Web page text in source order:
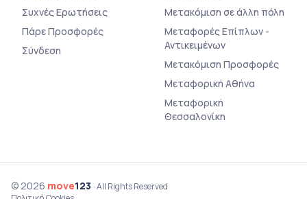
Συχνές Ερωτήσεις
Πάρε Προσφορές
Σύνδεση
Μετακόμιση σε άλλη πόλη
Μεταφορές Επίπλων -
Αντικειμένων
Μετακόμιση Προσφορές
Μεταφορική Αθήνα
Μεταφορική
Θεσσαλονίκη
© 2026 move123 · All Rights Reserved